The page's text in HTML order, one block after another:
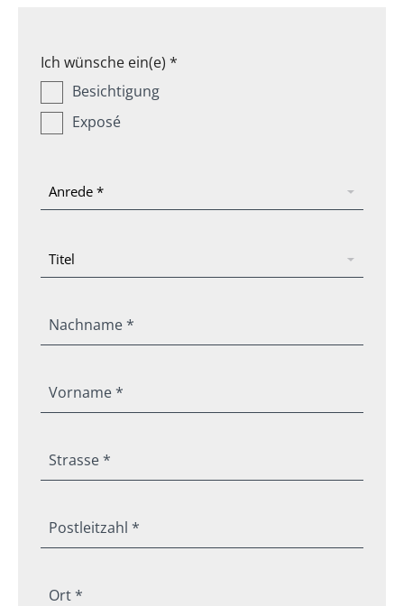
Ich wünsche ein(e) *
Besichtigung
Exposé
Nachname *
Vorname *
Strasse *
Postleitzahl *
Ort *